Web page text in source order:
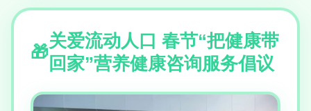
关爱流动人口 春节“把健康带
回家”营养健康咨询服务倡议